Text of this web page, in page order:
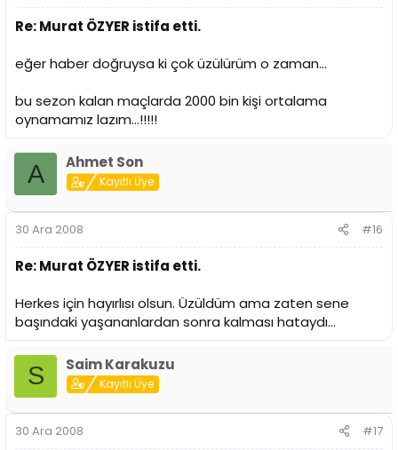
Re: Murat ÖZYER istifa etti.
eğer haber doğruysa ki çok üzülürüm o zaman...
bu sezon kalan maçlarda 2000 bin kişi ortalama
oynamamız lazım...!!!!!
A Ahmet Son
Kayıtlı Üye
30 Ara 2008 #16
Re: Murat ÖZYER istifa etti.
Herkes için hayırlısı olsun. Üzüldüm ama zaten sene
başındaki yaşananlardan sonra kalması hataydı...
S Saim Karakuzu
Kayıtlı Üye
30 Ara 2008 #17